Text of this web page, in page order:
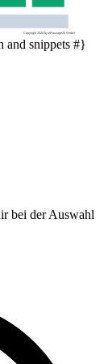
Copyright 2026 by ePassage24 GmbH
and snippets #}
bei der Auswahl